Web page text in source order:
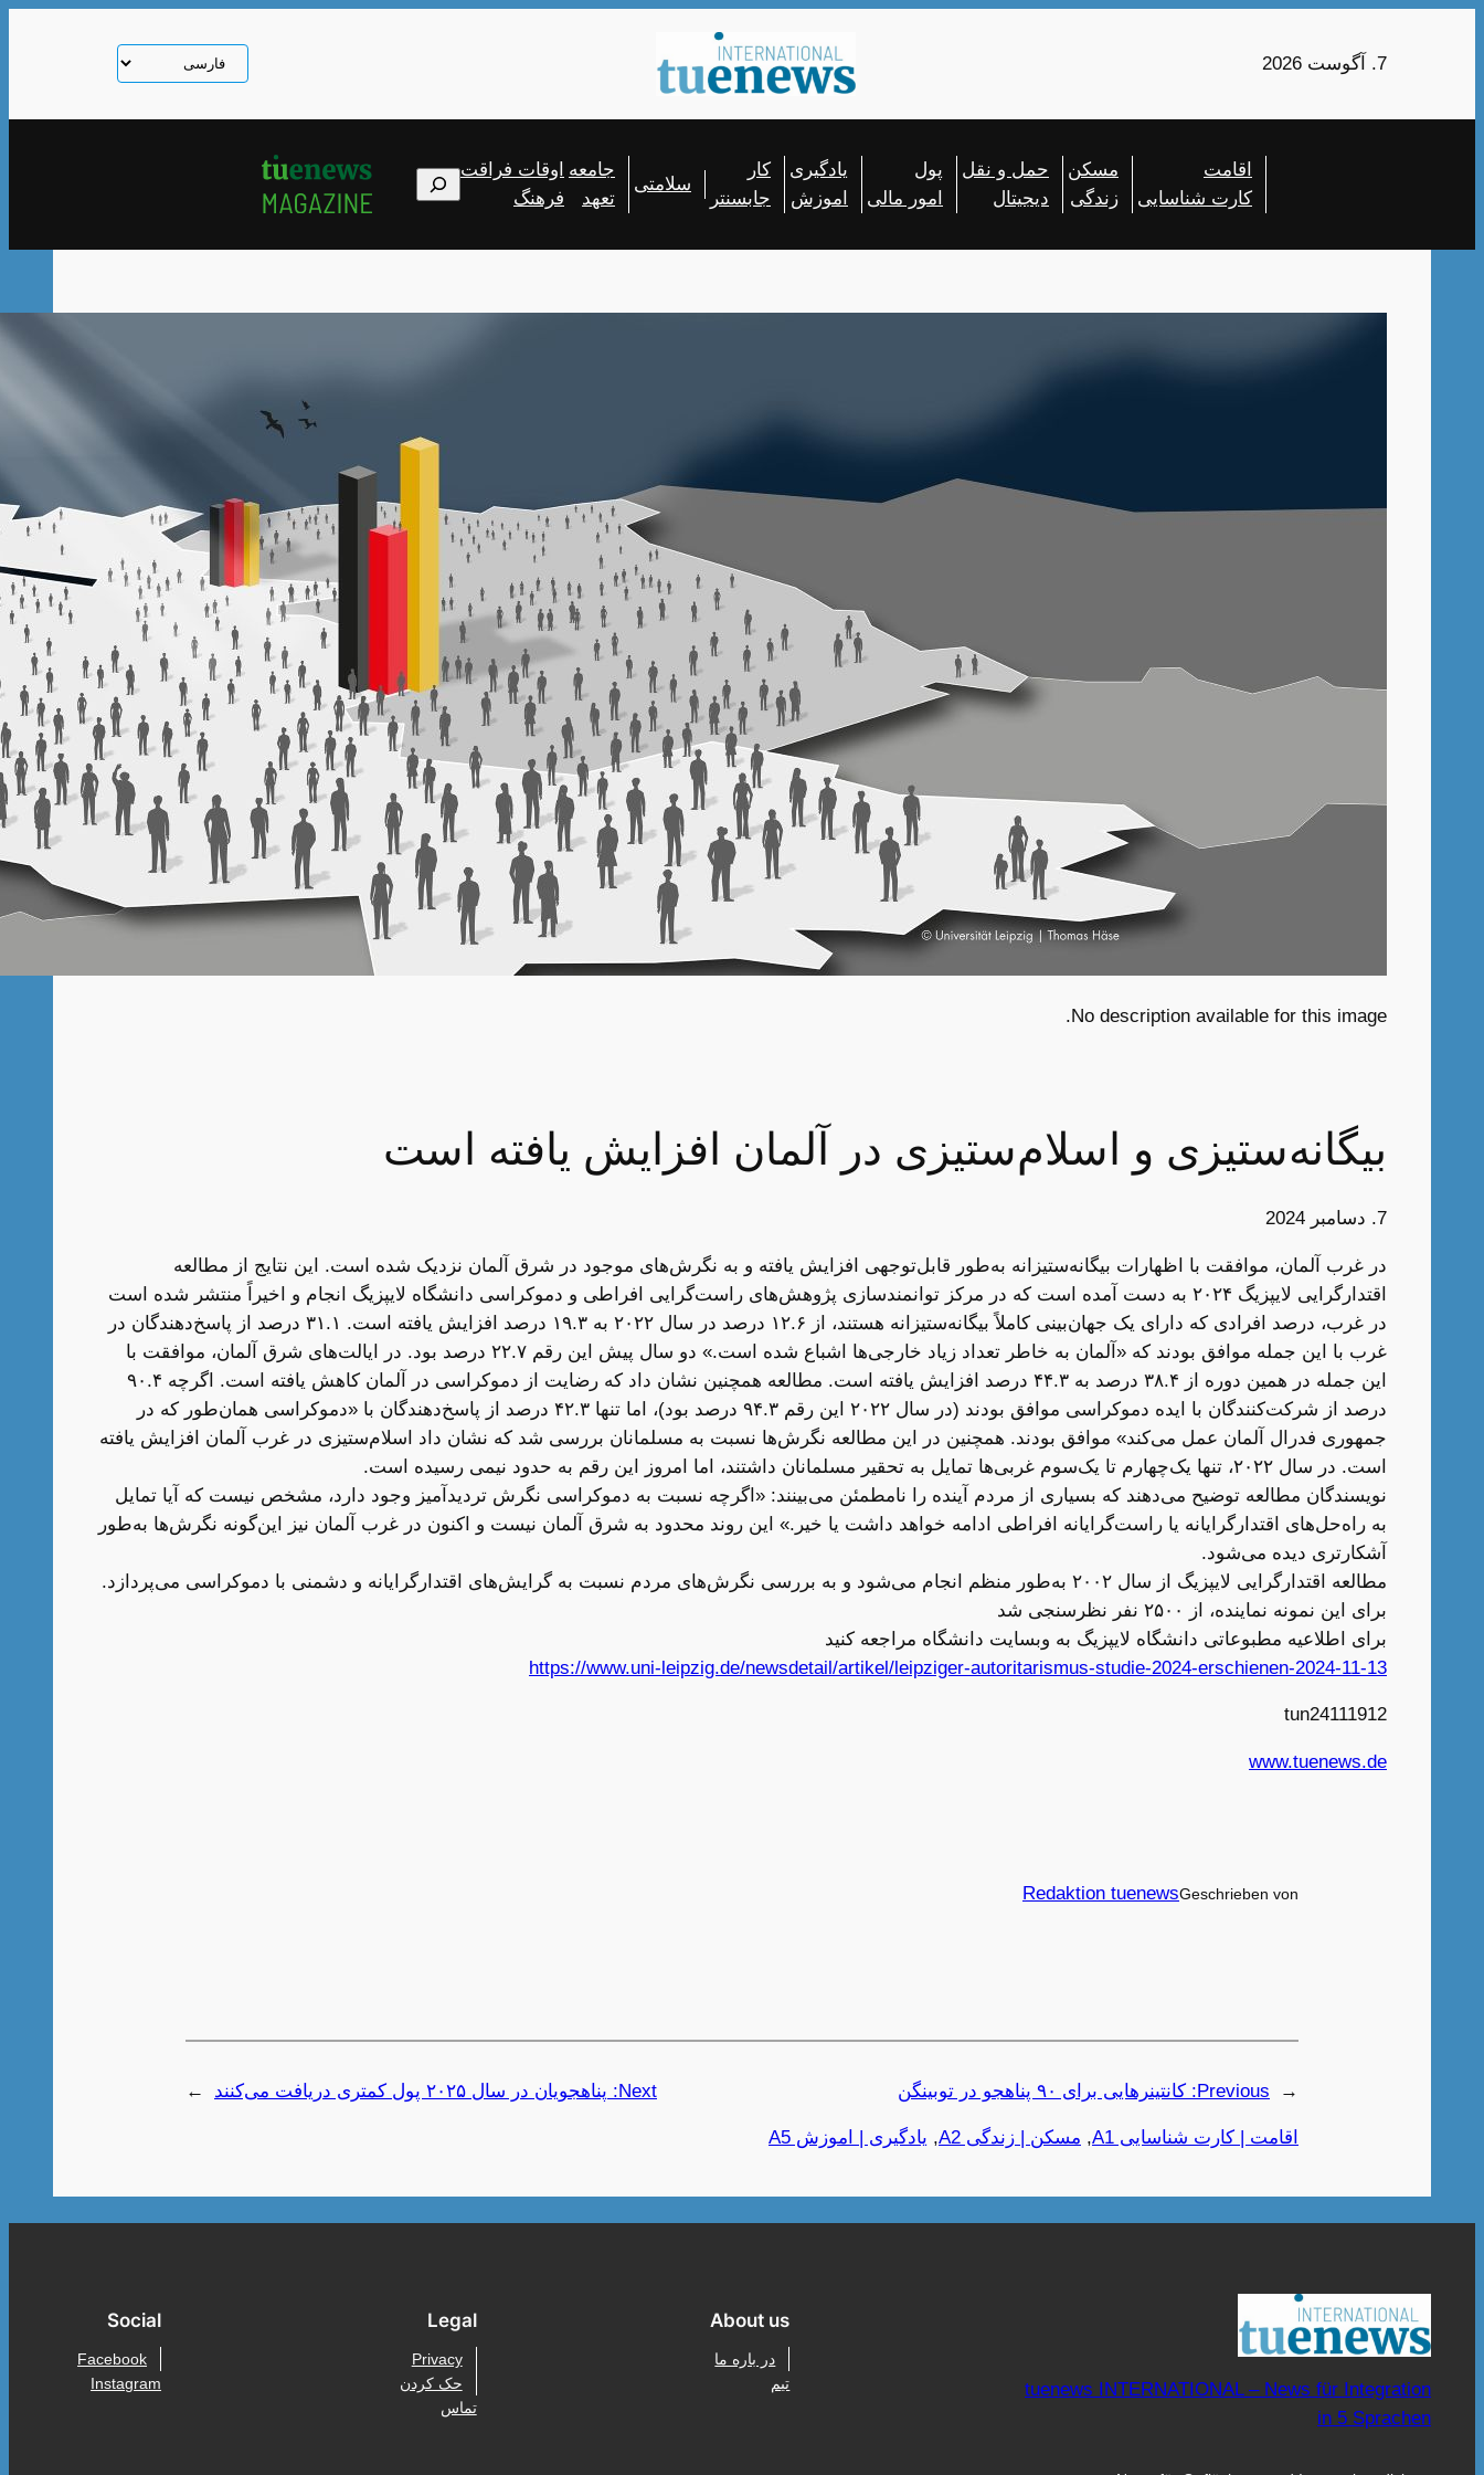
7. آگوست 2026
زبان
انتخاب
اقامت
کارت شناسایی
مسکن
زندگی
حمل و نقل
دیجیتال
پو‌ل
امور مالی
یادگیری
اموزش
کار
جابسنتر
سلامتی
جامعه
تعهد
اوقات فراقت
فرهنگ
Search
No description available for this image.
بیگانه‌ستیزی و اسلام‌ستیزی در آلمان افزایش یافته است
7. دسامبر 2024
در غرب آلمان، موافقت با اظهارات بیگانه‌ستیزانه به‌طور قابل‌توجهی افزایش یافته و به نگرش‌های موجود در شرق آلمان نزدیک شده است. این نتایج از مطالعه
اقتدارگرایی لایپزیگ ۲۰۲۴ به دست آمده است که در مرکز توانمندسازی پژوهش‌های راست‌گرایی افراطی و دموکراسی دانشگاه لایپزیگ انجام و اخیراً منتشر شده است
در غرب، درصد افرادی که دارای یک جهان‌بینی کاملاً بیگانه‌ستیزانه هستند، از ۱۲.۶ درصد در سال ۲۰۲۲ به ۱۹.۳ درصد افزایش یافته است. ۳۱.۱ درصد از پاسخ‌دهندگان در
غرب با این جمله موافق بودند که «آلمان به خاطر تعداد زیاد خارجی‌ها اشباع شده است.» دو سال پیش این رقم ۲۲.۷ درصد بود. در ایالت‌های شرق آلمان، موافقت با
این جمله در همین دوره از ۳۸.۴ درصد به ۴۴.۳ درصد افزایش یافته است. مطالعه همچنین نشان داد که رضایت از دموکراسی در آلمان کاهش یافته است. اگرچه ۹۰.۴
درصد از شرکت‌کنندگان با ایده دموکراسی موافق بودند (در سال ۲۰۲۲ این رقم ۹۴.۳ درصد بود)، اما تنها ۴۲.۳ درصد از پاسخ‌دهندگان با «دموکراسی همان‌طور که در
جمهوری فدرال آلمان عمل می‌کند» موافق بودند. همچنین در این مطالعه نگرش‌ها نسبت به مسلمانان بررسی شد که نشان داد اسلام‌ستیزی در غرب آلمان افزایش یافته
است. در سال ۲۰۲۲، تنها یک‌چهارم تا یک‌سوم غربی‌ها تمایل به تحقیر مسلمانان داشتند، اما امروز این رقم به حدود نیمی رسیده است.
نویسندگان مطالعه توضیح می‌دهند که بسیاری از مردم آینده را نامطمئن می‌بینند: «اگرچه نسبت به دموکراسی نگرش تردیدآمیز وجود دارد، مشخص نیست که آیا تمایل
به راه‌حل‌های اقتدارگرایانه یا راست‌گرایانه افراطی ادامه خواهد داشت یا خیر.» این روند محدود به شرق آلمان نیست و اکنون در غرب آلمان نیز این‌گونه نگرش‌ها به‌طور
آشکارتری دیده می‌شود.
مطالعه اقتدارگرایی لایپزیگ از سال ۲۰۰۲ به‌طور منظم انجام می‌شود و به بررسی نگرش‌های مردم نسبت به گرایش‌های اقتدارگرایانه و دشمنی با دموکراسی می‌پردازد.
برای این نمونه نماینده، از ۲۵۰۰ نفر نظرسنجی شد
برای اطلاعیه مطبوعاتی دانشگاه لایپزیگ به وبسایت دانشگاه مراجعه کنید
https://www.uni-leipzig.de/newsdetail/artikel/leipziger-autoritarismus-studie-2024-erschienen-2024-11-13
tun24111912
www.tuenews.de
Geschrieben von
Redaktion tuenews
←
Previous: کانتینرهایی برای ۹۰ پناهجو در توبینگن Next: پناهجویان در سال ۲۰۲۵ پول کمتری دریافت می‌کنند →
اقامت | کارت شناسایی A1 , مسکن | زندگی A2 , یادگیری | اموزش A5
tuenews INTERNATIONAL – News für Integration
in 5 Sprachen
About us
در باره ما
تیم
Legal
Privacy
حک کردن
تماس
Social
Facebook
Instagram